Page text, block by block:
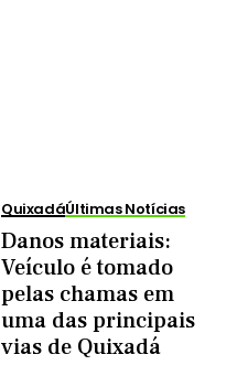
QuixadáÚltimas Notícias
Danos materiais:
Veículo é tomado
pelas chamas em
uma das principais
vias de Quixadá